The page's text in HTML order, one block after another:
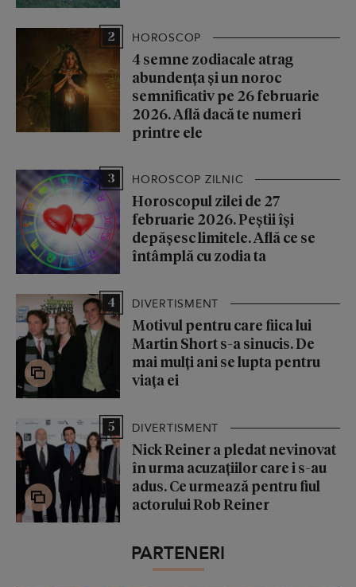
2 HOROSCOP
4 semne zodiacale atrag
abundența și un noroc
semnificativ pe 26 februarie
2026. Află dacă te numeri
printre ele
3 HOROSCOP ZILNIC
Horoscopul zilei de 27
februarie 2026. Peștii își
depășesc limitele. Află ce se
întâmplă cu zodia ta
4 DIVERTISMENT
Motivul pentru care fiica lui
Martin Short s-a sinucis. De
mai mulți ani se lupta pentru
viața ei
5 DIVERTISMENT
Nick Reiner a pledat nevinovat
în urma acuzațiilor care i s-au
adus. Ce urmează pentru fiul
actorului Rob Reiner
PARTENERI